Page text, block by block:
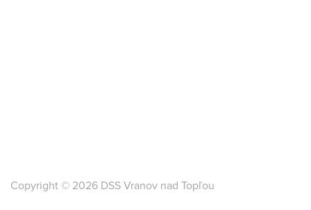
Copyright © 2026 DSS Vranov nad Topľou